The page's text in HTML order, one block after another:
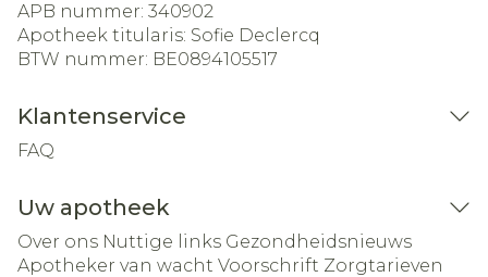
APB nummer: 340902
Apotheek titularis: Sofie Declercq
BTW nummer: BE0894105517
Klantenservice
FAQ
Uw apotheek
Over ons Nuttige links Gezondheidsnieuws
Apotheker van wacht Voorschrift Zorgtarieven